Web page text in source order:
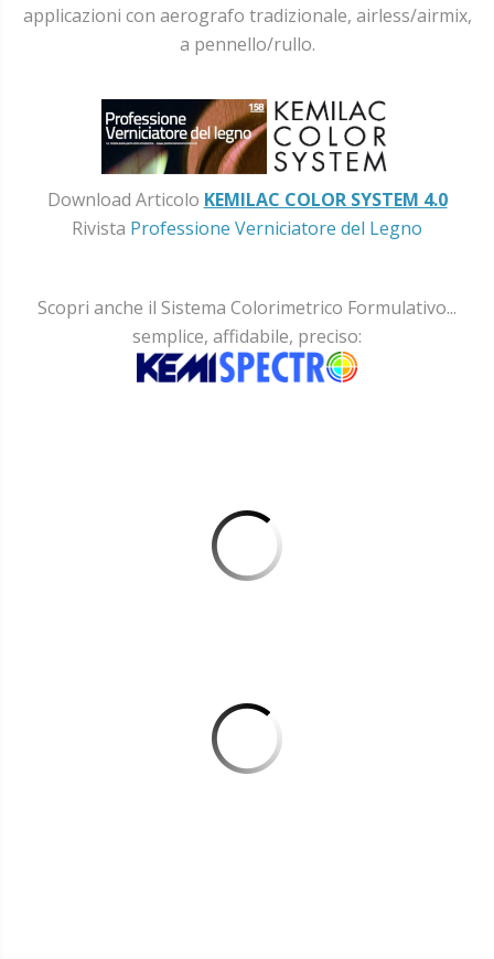
applicazioni con aerografo tradizionale, airless/airmix,
a pennello/rullo.
Download Articolo KEMILAC COLOR SYSTEM 4.0
Rivista Professione Verniciatore del Legno
Scopri anche il Sistema Colorimetrico Formulativo...
semplice, affidabile, preciso:
PASTE A
KEMILAC